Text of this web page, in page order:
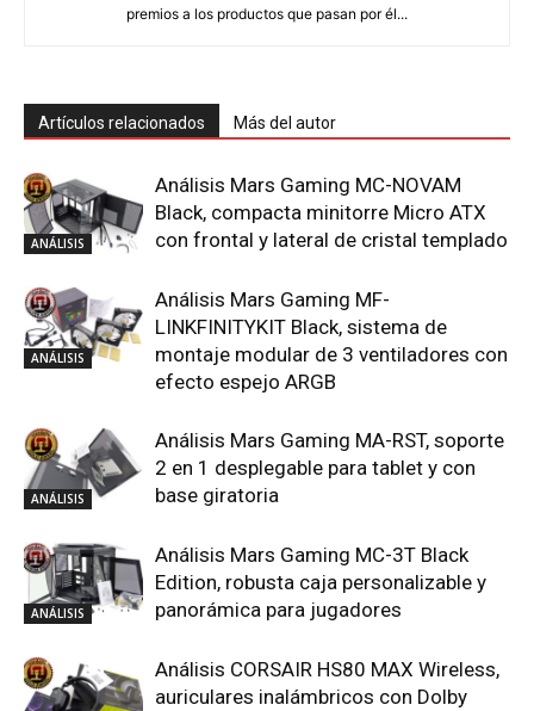
premios a los productos que pasan por él...
Artículos relacionados Más del autor
ANÁLISIS
Análisis Mars Gaming MC-NOVAM
Black, compacta minitorre Micro ATX
con frontal y lateral de cristal templado
ANÁLISIS
Análisis Mars Gaming MF-
LINKFINITYKIT Black, sistema de
montaje modular de 3 ventiladores con
efecto espejo ARGB
ANÁLISIS
Análisis Mars Gaming MA-RST, soporte
2 en 1 desplegable para tablet y con
base giratoria
ANÁLISIS
Análisis Mars Gaming MC-3T Black
Edition, robusta caja personalizable y
panorámica para jugadores
Análisis CORSAIR HS80 MAX Wireless,
auriculares inalámbricos con Dolby